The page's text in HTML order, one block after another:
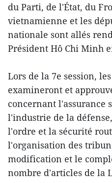
du Parti, de l'État, du
vietnamienne et les
nationale sont allés
Président Hô Chi Minh
Lors de la 7e session,
examineront et
concernant l'assurance
l'industrie de la
l'ordre et la sécurité
l'organisation des
modification et le
nombre d'articles de la